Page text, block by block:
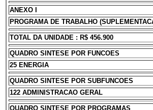
ANEXO I
PROGRAMA DE TRABALHO
TOTAL DA UNIDADE : R$ 456.900
QUADRO SINTESE POR FUNCOES
25 ENERGIA
QUADRO SINTESE POR SUBFUNCOES
122 ADMINISTRACAO GERAL
QUADRO SINTESE POR PROGRAMAS